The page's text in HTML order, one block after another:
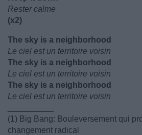
Rester calme
(x2)
The sky is a neighborhood
Le ciel est un territoire voisin
The sky is a neighborhood
Le ciel est un territoire voisin
The sky is a neighborhood
Le ciel est un territoire voisin
(1) Big Bang: Bouleversement qui
changement radical